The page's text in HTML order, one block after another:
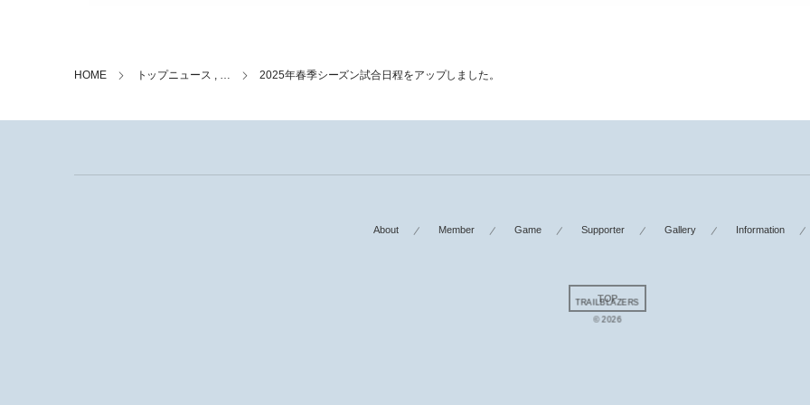
HOME トップニュース , … 2025年春季シーズン試合日程をアップしました。
About Member Game Supporter Gallery Information
TOP
© 2026
TRAILBLAZERS